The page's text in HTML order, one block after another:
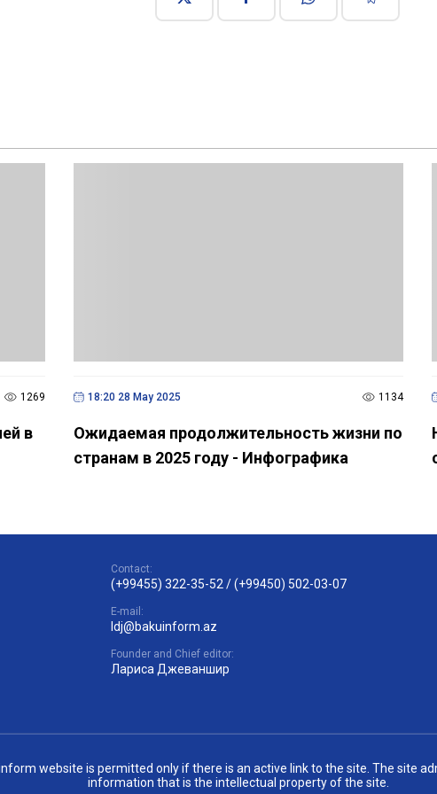
1269
в
18:20 28 May 2025 1134
Ожидаемая продолжительность жизни по
странам в 2025 году - Инфографика
Contact:
(+99455) 322-35-52 /(+99450) 502-03-07
E-mail:
ldj@bakuinform.az
Founder and Chief editor:
Лариса Джеваншир
website is permitted only if there is an active link to the site. The site
information that is the intellectual property of the site.